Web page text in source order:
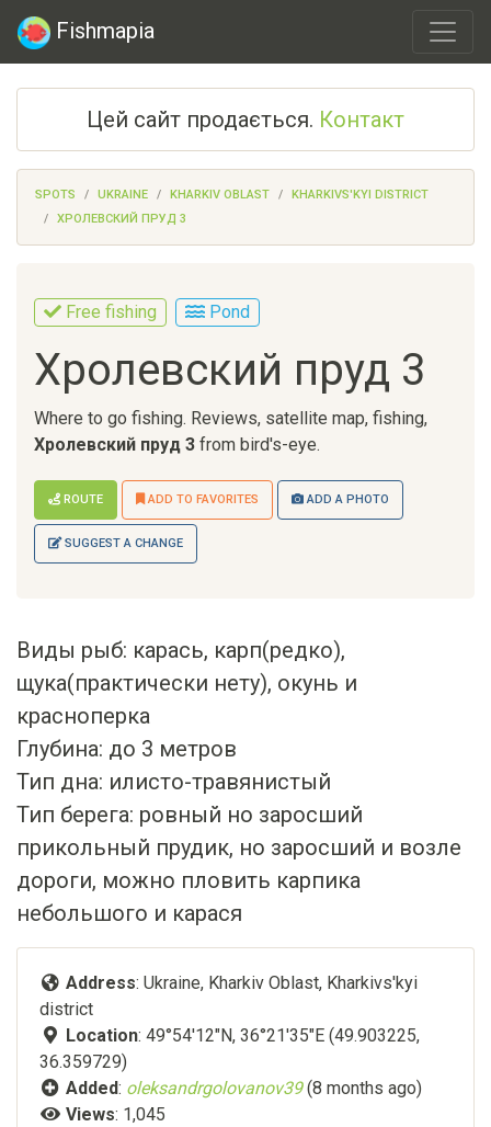
Fishmapia
Цей сайт продається. Контакт
SPOTS UKRAINE KHARKIV OBLAST
KHARKIVS'KYI DISTRICT
ХРОЛЕВСКИЙ ПРУД 3
Free fishing Pond
Хролевский пруд 3
Where to go fishing. Reviews, satellite map, fishing,
Хролевский пруд 3 from bird's-eye.
ROUTE ADD TO FAVORITES ADD A PHOTO
SUGGEST A CHANGE
Виды рыб: карась, карп(редко),
щука(практически нету), окунь и
красноперка
Глубина: до 3 метров
Тип дна: илисто-травянистый
Тип берега: ровный но заросший
прикольный прудик, но заросший и возле
дороги, можно пловить карпика
небольшого и карася
Address: Ukraine, Kharkiv Oblast, Kharkivs'kyi
district
Location: 49°54'12"N, 36°21'35"E (49.903225,
36.359729)
Added: oleksandrgolovanov39 (8 months ago)
Views: 1,045